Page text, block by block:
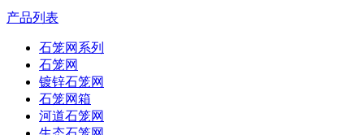
产品列表
石笼网系列
石笼网
镀锌石笼网
石笼网箱
河道石笼网